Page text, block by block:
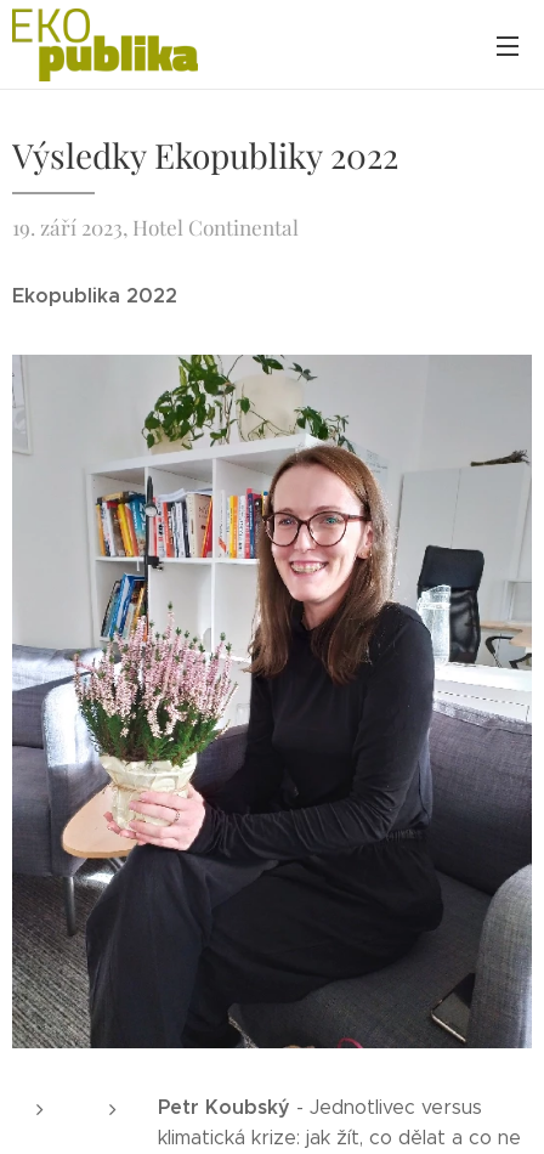
Výsledky Ekopubliky 2022
19. září 2023, Hotel Continental
Ekopublika 2022
Petr Koubský - Jednotlivec versus
klimatická krize: jak žít, co dělat a co ne